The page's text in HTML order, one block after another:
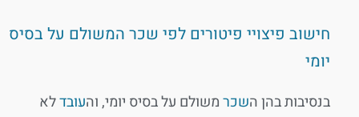
חישוב פיצויי פיטורים לפי שכר המשולם על בסיס
יומי
בנסיבות בהן השכרמשולם על בסיס יומי, והעובדלא